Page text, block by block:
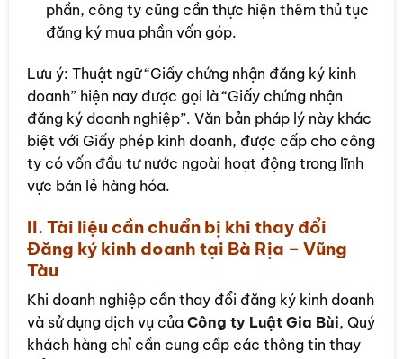
phần, công ty cũng cần thực hiện thêm thủ tục
đăng ký mua phần vốn góp.
Lưu ý: Thuật ngữ “Giấy chứng nhận đăng ký kinh
doanh” hiện nay được gọi là “Giấy chứng nhận
đăng ký doanh nghiệp”. Văn bản pháp lý này khác
biệt với Giấy phép kinh doanh, được cấp cho công
ty có vốn đầu tư nước ngoài hoạt động trong lĩnh
vực bán lẻ hàng hóa.
II. Tài liệu cần chuẩn bị khi thay đổi
Đăng ký kinh doanh tại Bà Rịa – Vũng
Tàu
Khi doanh nghiệp cần thay đổi đăng ký kinh doanh
và sử dụng dịch vụ của Công ty Luật Gia Bùi, Quý
khách hàng chỉ cần cung cấp các thông tin thay